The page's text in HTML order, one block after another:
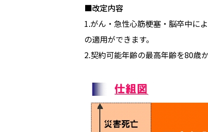
■改定内容
1.がん・急性心筋梗塞・脳卒中に
の適用ができます。
2.契約可能年齢の最高年齢を80歳